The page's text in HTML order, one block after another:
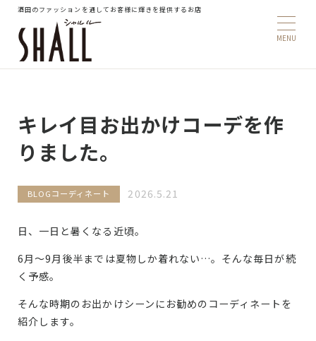
酒田のファッションを通してお客様に輝きを提供するお店
キレイ目お出かけコーデを作
りました。
BLOGコーディネート 2026.5.21
日、一日と暑くなる近頃。
6月～9月後半までは夏物しか着れない…。そんな毎日が続
く予感。
そんな時期のお出かけシーンにお勧めのコーディネートを
紹介します。